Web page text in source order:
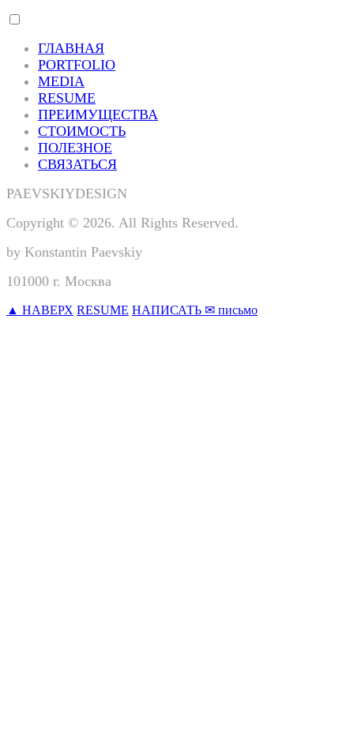
ГЛАВНАЯ
PORTFOLIO
MEDIA
RESUME
ПРЕИМУЩЕСТВА
СТОИМОСТЬ
ПОЛЕЗНОЕ
СВЯЗАТЬСЯ
PAEVSKIYDESIGN
Copyright © 2026. All Rights Reserved.
by Konstantin Paevskiy
101000 г. Москва
▲ НАВЕРХ RESUME НАПИСАТЬ ✉ письмо